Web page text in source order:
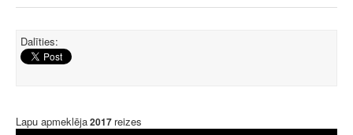
Dalīties:
Lapu apmeklēja2017 reizes